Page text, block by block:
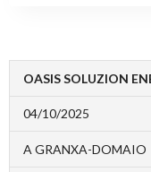
OASIS SOLUZION
04/10/2025
A GRANXA-DOMAIO